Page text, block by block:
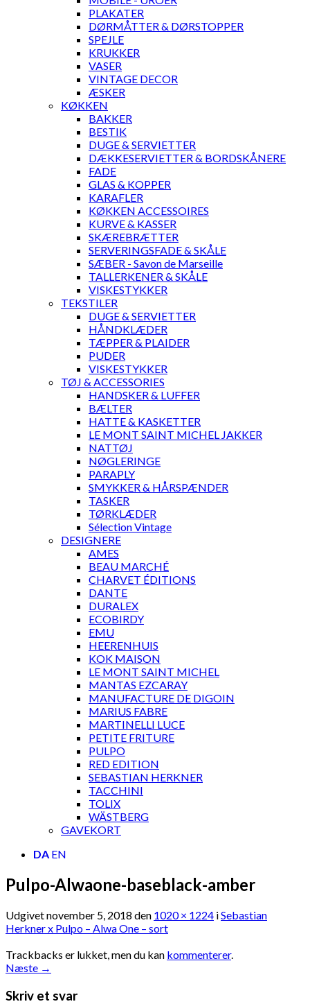
PLAKATER
DØRMÅTTER & DØRSTOPPER
SPEJLE
KRUKKER
VASER
VINTAGE DECOR
ÆSKER
KØKKEN
BAKKER
BESTIK
DUGE & SERVIETTER
DÆKKESERVIETTER & BORDSKÅNERE
FADE
GLAS & KOPPER
KARAFLER
KØKKEN ACCESSOIRES
KURVE & KASSER
SKÆREBRÆTTER
SERVERINGSFADE & SKÅLE
SÆBER - Savon de Marseille
TALLERKENER & SKÅLE
VISKESTYKKER
TEKSTILER
DUGE & SERVIETTER
HÅNDKLÆDER
TÆPPER & PLAIDER
PUDER
VISKESTYKKER
TØJ & ACCESSORIES
HANDSKER & LUFFER
BÆLTER
HATTE & KASKETTER
LE MONT SAINT MICHEL JAKKER
NATTØJ
NØGLERINGE
PARAPLY
SMYKKER & HÅRSPÆNDER
TASKER
TØRKLÆDER
Sélection Vintage
DESIGNERE
AMES
BEAU MARCHÉ
CHARVET ÉDITIONS
DANTE
DURALEX
ECOBIRDY
EMU
HEERENHUIS
KOK MAISON
LE MONT SAINT MICHEL
MANTAS EZCARAY
MANUFACTURE DE DIGOIN
MARIUS FABRE
MARTINELLI LUCE
PETITE FRITURE
PULPO
RED EDITION
SEBASTIAN HERKNER
TACCHINI
TOLIX
WÄSTBERG
GAVEKORT
DA EN
Pulpo-Alwaone-baseblack-amber
Udgivetnovember 5, 2018 den 1020 × 1224 iSebastian
Herkner x Pulpo – Alwa One – sort
Trackbacks er lukket, men du kan kommenterer.
Næste →
Skriv et svar